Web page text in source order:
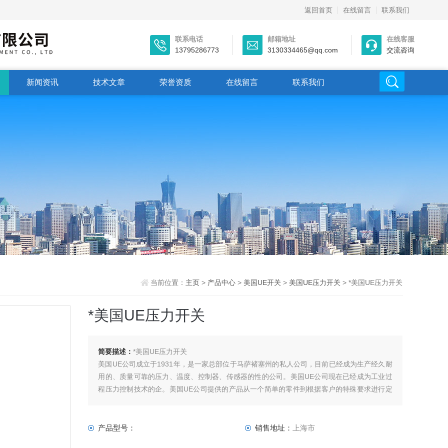
返回首页 在线留言 联系我们
联系电话
13795286773
邮箱地址
3130334465@qq.com
在线客服
交流咨询
新闻资讯 技术文章 荣誉资质 在线留言 联系我们
当前位置： 主页 > 产品中心> 美国UE开关 > 美国UE压力开关 > *美国UE压力开关
*美国UE压力开关
简要描述：*美国UE压力开关
美国UE公司成立于1931年，是一家总部位于马萨褚塞州的私人公司，目前已经成为生产经久耐
用的、质量可靠的压力、温度、控制器、传感器的性的公司。美国UE公司现在已经成为工业过
程压力控制技术的企。美国UE公司提供的产品从一个简单的零件到根据客户的特殊要求进行定
产品型号： 销售地址： 上海市